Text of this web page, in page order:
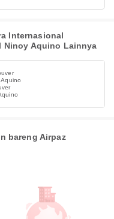
Internasional
Ninoy Aquino Lainnya
bareng Airpaz